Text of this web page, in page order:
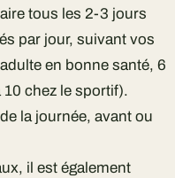
tous les 2-3 jours
par jour, suivant vos
en bonne santé, 6
10 chez le sportif).
la journée, avant ou
il est également